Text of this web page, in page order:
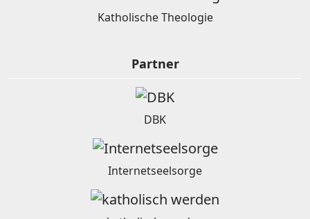
Katholische Theologie
Partner
DBK
Internetseelsorge